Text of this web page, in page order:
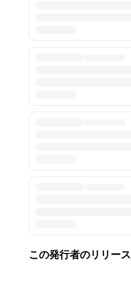
この発行者のリリース